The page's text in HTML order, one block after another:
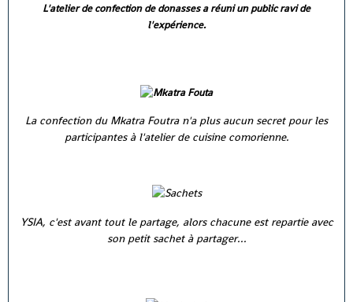
L'atelier de confection de donasses a réuni un public ravi de
l'expérience.
La confection du Mkatra Foutra n'a plus aucun secret pour les
participantes à l'atelier de cuisine comorienne.
YSIA, c'est avant tout le partage, alors chacune est repartie avec
son petit sachet à partager...